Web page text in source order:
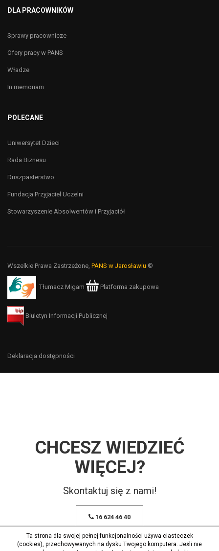
DLA PRACOWNIKÓW
Sprawy pracownicze
Ofery pracy w PANS
Władze
In memoriam
POLECANE
Uniwersytet Dzieci
Rada Biznesu
Duszpasterstwo
Fundacja Przyjaciel Uczelni
Stowarzyszenie Absolwentów i Przyjaciół
Wszelkie Prawa Zastrzeżone, PANS w Jarosławiu ©
Tłumacz Migam Platforma zakupowa
Biuletyn Informacji Publicznej
Deklaracja dostępności
CHCESZ WIEDZIEĆ
WIĘCEJ?
Skontaktuj się z nami!
16 624 46 40
Ta strona dla swojej pełnej funkcjonalności używa ciasteczek
(cookies), przechowywanych na dysku Twojego komputera. Jeśli nie